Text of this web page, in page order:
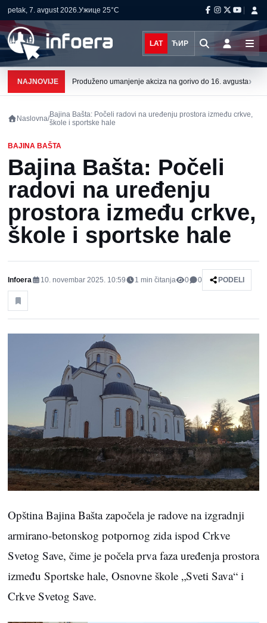
petak, 7. avgust 2026.Ужице 25°C
LAT ЋИР
NAJNOVIJE Produženo umanjenje akciza na gorivo do 16. avgusta›
Naslovna/Bajina Bašta: Počeli radovi na uređenju prostora između crkve,
škole i sportske hale
BAJINA BAŠTA
Bajina Bašta: Počeli
radovi na uređenju
prostora između crkve,
škole i sportske hale
Infoera 10. novembar 2025. 10:59 1 min čitanja 0 0 PODELI
Opština Bajina Bašta započela je radove na izgradnji
armirano-betonskog potpornog zida ispod Crkve
Svetog Save, čime je počela prva faza uređenja prostora
između Sportske hale, Osnovne škole „Sveti Sava“ i
Crkve Svetog Save.